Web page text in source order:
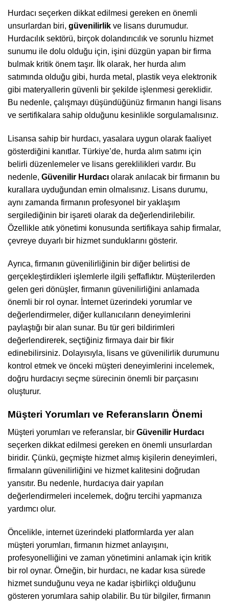
Hurdacı seçerken dikkat edilmesi gereken en önemli
unsurlardan biri, güvenilirlik ve lisans durumudur.
Hurdacılık sektörü, birçok dolandırıcılık ve sorunlu hizmet
sunumu ile dolu olduğu için, işini düzgün yapan bir firma
bulmak kritik önem taşır. İlk olarak, her hurda alım
satımında olduğu gibi, hurda metal, plastik veya elektronik
gibi materyallerin güvenli bir şekilde işlenmesi gereklidir.
Bu nedenle, çalışmayı düşündüğünüz firmanın hangi lisans
ve sertifikalara sahip olduğunu kesinlikle sorgulamalısınız.
Lisansa sahip bir hurdacı, yasalara uygun olarak faaliyet
gösterdiğini kanıtlar. Türkiye’de, hurda alım satımı için
belirli düzenlemeler ve lisans gereklilikleri vardır. Bu
nedenle, Güvenilir Hurdacı olarak anılacak bir firmanın bu
kurallara uyduğundan emin olmalısınız. Lisans durumu,
aynı zamanda firmanın profesyonel bir yaklaşım
sergilediğinin bir işareti olarak da değerlendirilebilir.
Özellikle atık yönetimi konusunda sertifikaya sahip firmalar,
çevreye duyarlı bir hizmet sunduklarını gösterir.
Ayrıca, firmanın güvenilirliğinin bir diğer belirtisi de
gerçekleştirdikleri işlemlerle ilgili şeffaflıktır. Müşterilerden
gelen geri dönüşler, firmanın güvenilirliğini anlamada
önemli bir rol oynar. İnternet üzerindeki yorumlar ve
değerlendirmeler, diğer kullanıcıların deneyimlerini
paylaştığı bir alan sunar. Bu tür geri bildirimleri
değerlendirerek, seçtiğiniz firmaya dair bir fikir
edinebilirsiniz. Dolayısıyla, lisans ve güvenilirlik durumunu
kontrol etmek ve önceki müşteri deneyimlerini incelemek,
doğru hurdacıyı seçme sürecinin önemli bir parçasını
oluşturur.
Müşteri Yorumları ve Referansların Önemi
Müşteri yorumları ve referanslar, bir Güvenilir Hurdacı
seçerken dikkat edilmesi gereken en önemli unsurlardan
biridir. Çünkü, geçmişte hizmet almış kişilerin deneyimleri,
firmaların güvenilirliğini ve hizmet kalitesini doğrudan
yansıtır. Bu nedenle, hurdacıya dair yapılan
değerlendirmeleri incelemek, doğru tercihi yapmanıza
yardımcı olur.
Öncelikle, internet üzerindeki platformlarda yer alan
müşteri yorumları, firmanın hizmet anlayışını,
profesyonelliğini ve zaman yönetimini anlamak için kritik
bir rol oynar. Örneğin, bir hurdacı, ne kadar kısa sürede
hizmet sunduğunu veya ne kadar işbirlikçi olduğunu
gösteren yorumlara sahip olabilir. Bu tür bilgiler, firmanın